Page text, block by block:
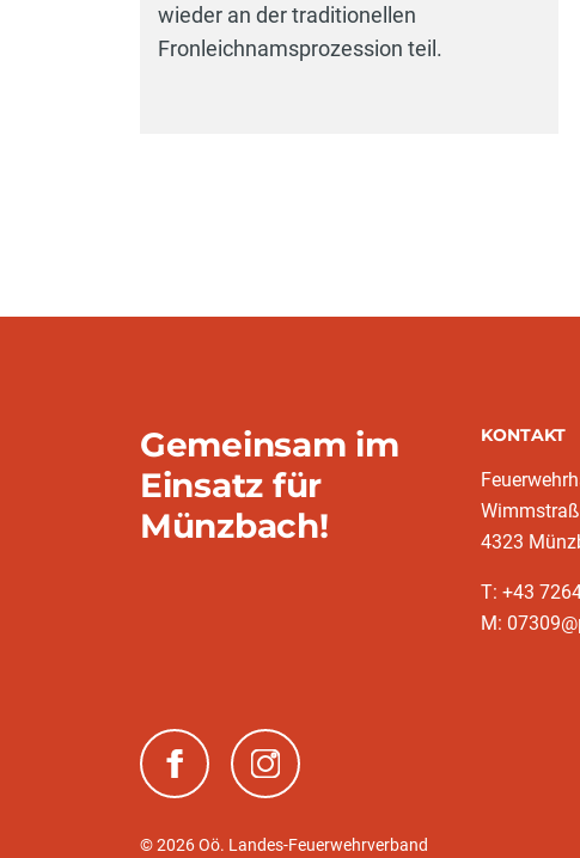
wieder an der traditionellen
Fronleichnamsprozession teil.
Gemeinsam im
Einsatz für
Münzbach!
KONTAKT
4323
T: +43
M:
(neues Fenster)(neues Fenster)
© 2026 Oö. Landes-Feuerwehrverband